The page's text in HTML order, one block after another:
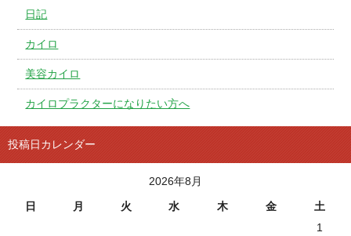
日記
カイロ
美容カイロ
カイロプラクターになりたい方へ
投稿日カレンダー
2026年8月
日
月 火 水 木 金
土
1